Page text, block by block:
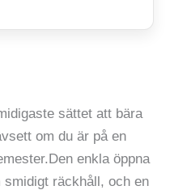
sättet att bära
om du är på en
enkla öppna
räckhåll, och en